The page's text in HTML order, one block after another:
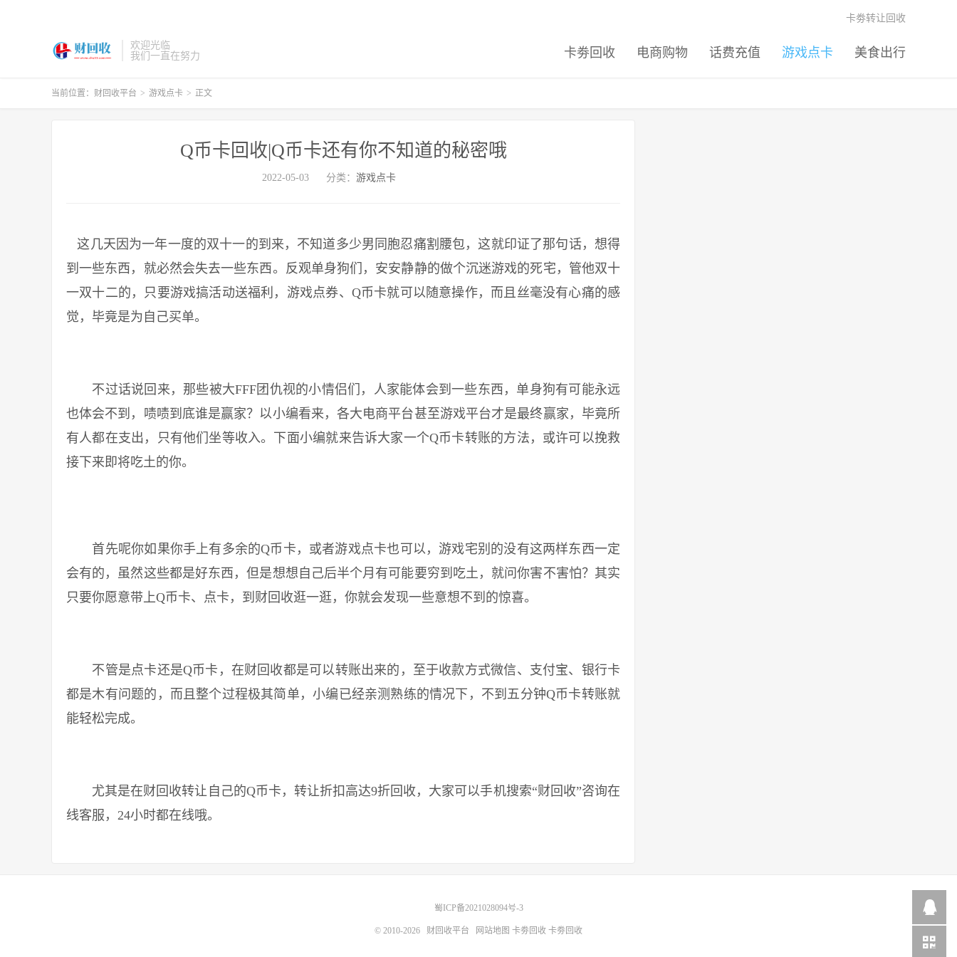
欢迎光临
我们一直在努力
卡劵回收 电商购物 话费充值 游戏点卡 美食出行
卡劵转让回收
当前位置： 财回收平台 > 游戏点卡 > 正文
Q币卡回收|Q币卡还有你不知道的秘密哦
2022-05-03 分类： 游戏点卡
这几天因为一年一度的双十一的到来，不知道多少男同胞忍痛割腰包，这就印证了那句话，想得
到一些东西，就必然会失去一些东西。反观单身狗们，安安静静的做个沉迷游戏的死宅，管他双十
一双十二的，只要游戏搞活动送福利，游戏点券、Q币卡就可以随意操作，而且丝毫没有心痛的感
觉，毕竟是为自己买单。
不过话说回来，那些被大FFF团仇视的小情侣们，人家能体会到一些东西，单身狗有可能永远
也体会不到，啧啧到底谁是赢家？以小编看来，各大电商平台甚至游戏平台才是最终赢家，毕竟所
有人都在支出，只有他们坐等收入。下面小编就来告诉大家一个Q币卡转账的方法，或许可以挽救
接下来即将吃土的你。
首先呢你如果你手上有多余的Q币卡，或者游戏点卡也可以，游戏宅别的没有这两样东西一定
会有的，虽然这些都是好东西，但是想想自己后半个月有可能要穷到吃土，就问你害不害怕？其实
只要你愿意带上Q币卡、点卡，到财回收逛一逛，你就会发现一些意想不到的惊喜。
不管是点卡还是Q币卡，在财回收都是可以转账出来的，至于收款方式微信、支付宝、银行卡
都是木有问题的，而且整个过程极其简单，小编已经亲测熟练的情况下，不到五分钟Q币卡转账就
能轻松完成。
尤其是在财回收转让自己的Q币卡，转让折扣高达9折回收，大家可以手机搜索“财回收”咨询在
线客服，24小时都在线哦。
蜀ICP备2021028094号-3
© 2010-2026 财回收平台 网站地图 卡劵回收 卡劵回收